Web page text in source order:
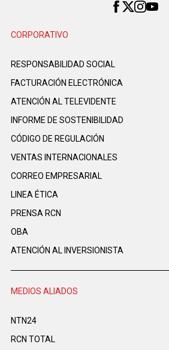
CORPORATIVO
RESPONSABILIDAD SOCIAL
FACTURACIÓN ELECTRÓNICA
ATENCIÓN AL TELEVIDENTE
INFORME DE SOSTENIBILIDAD
CÓDIGO DE REGULACIÓN
VENTAS INTERNACIONALES
CORREO EMPRESARIAL
LINEA ÉTICA
PRENSA RCN
OBA
ATENCIÓN AL INVERSIONISTA
MEDIOS ALIADOS
NTN24
RCN TOTAL